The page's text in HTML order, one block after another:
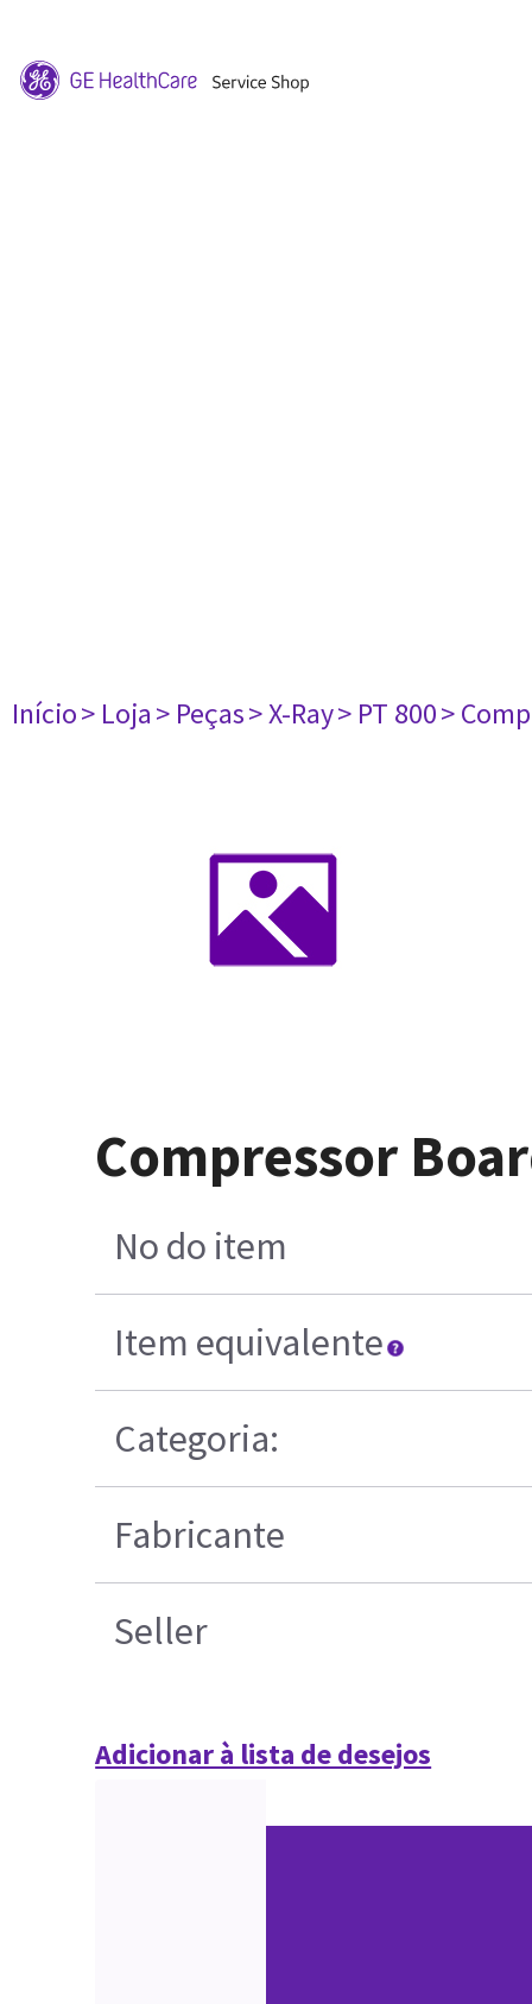
Início> Loja> Peças> X-Ray> PT 800>
Compressor
No do item
Item equivalente
Categoria:
Fabricante
Seller
Adicionar à lista de desejos